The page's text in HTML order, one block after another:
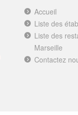
Accueil
Liste des
Liste des
Marseille
Contactez